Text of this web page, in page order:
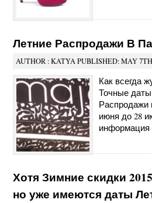
Летние Распродажи В
AUTHOR : KATYA PUBLISHED: MAY
Как всегда
Точные
Распродажи
июня до 28
Хотя Зимние скидки
но уже имеются даты